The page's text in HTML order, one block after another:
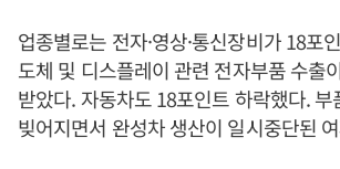
업종별로는 전자·영상·통신장비가 18포
도체 및 디스플레이 관련 전자부품 수출
받았다. 자동차도 18포인트 하락했다.
빚어지면서 완성차 생산이 일시중단된